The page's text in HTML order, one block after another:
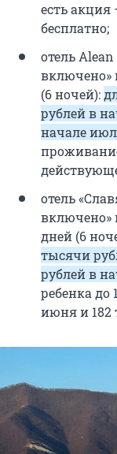
есть
бесплатно;
отель
включено»
(6 ночей):
рублей в
начале
отель
включено»
дней (6
тысячи
рублей в
ребенка до
июня и 182